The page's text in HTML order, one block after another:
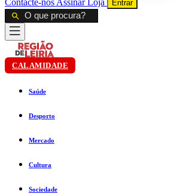
Contacte-nos AssinarLoja Entrar
CALAMIDADE
Saúde
Desporto
Mercado
Cultura
Sociedade